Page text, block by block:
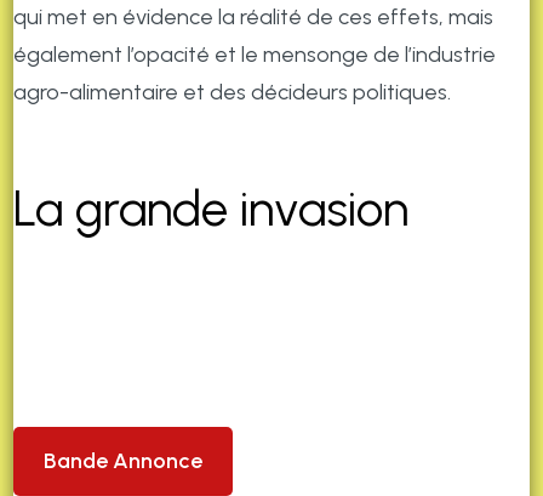
qui met en évidence la réalité de ces effets, mais
également l’opacité et le mensonge de l’industrie
agro-alimentaire et des décideurs politiques.
La grande invasion
Bande Annonce